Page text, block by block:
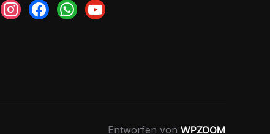
instagramfacebookwhatsappyoutube
Entworfen von WPZOOM